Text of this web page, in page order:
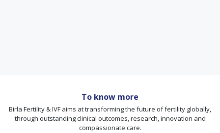
To know more
Birla Fertility & IVF aims at transforming the future of fertility globally,
through outstanding clinical outcomes, research, innovation and
compassionate care.